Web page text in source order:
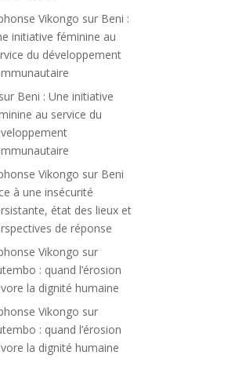
Vikongo sur Beni :
initiative féminine au
du développement
sur Beni : Une initiative
au service du
Vikongo sur Beni
à une insécurité
état des lieux et
de réponse
Vikongo sur
: quand l’érosion
la dignité humaine
Vikongo sur
: quand l’érosion
la dignité humaine